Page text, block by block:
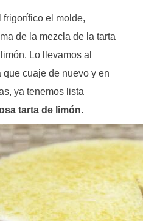
frigorífico el molde,
de la mezcla de la tarta
Lo llevamos al
que cuaje de nuevo y en
ya tenemos lista
tarta de limón.